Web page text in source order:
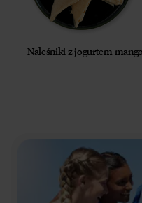
Naleśniki z jogurtem mango